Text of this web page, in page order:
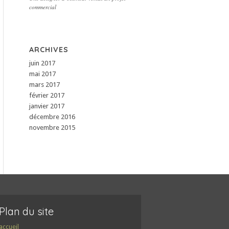
commercial
ARCHIVES
juin 2017
mai 2017
mars 2017
février 2017
janvier 2017
décembre 2016
novembre 2015
Plan du site
accueil